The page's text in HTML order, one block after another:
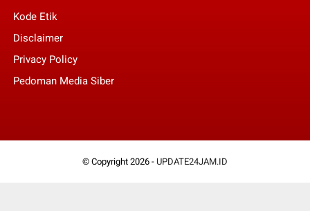
Kode Etik
Disclaimer
Privacy Policy
Pedoman Media Siber
© Copyright 2026 - UPDATE24JAM.ID